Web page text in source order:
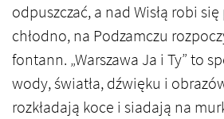
odpuszczać, a nad Wisłą robi
chłodno, na Podzamczu
fontann. „Warszawa Ja i Ty” to
wody, światła, dźwięku i
rozkładają koce i siadają na